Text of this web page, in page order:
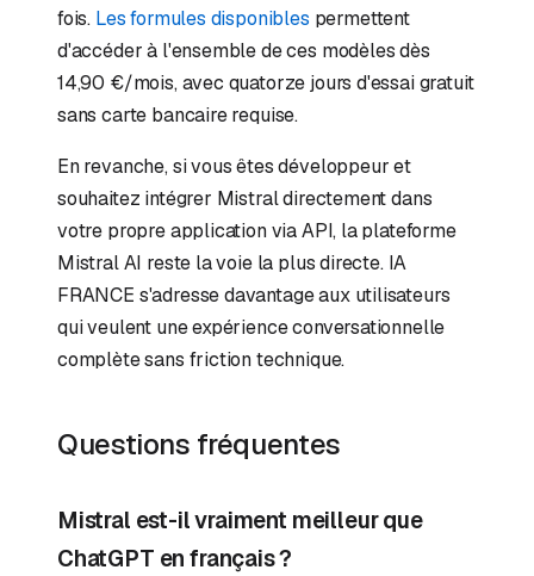
fois. Les formules disponibles permettent
d'accéder à l'ensemble de ces modèles dès
14,90 €/mois, avec quatorze jours d'essai gratuit
sans carte bancaire requise.
En revanche, si vous êtes développeur et
souhaitez intégrer Mistral directement dans
votre propre application via API, la plateforme
Mistral AI reste la voie la plus directe. IA
FRANCE s'adresse davantage aux utilisateurs
qui veulent une expérience conversationnelle
complète sans friction technique.
Questions fréquentes
Mistral est-il vraiment meilleur que
ChatGPT en français ?